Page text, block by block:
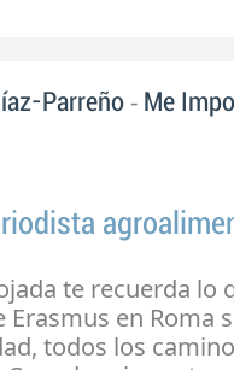
Parreño - Me
te recuerda lo
en Roma
todos los